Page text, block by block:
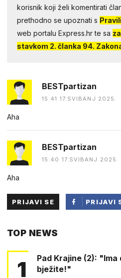
korisnik koji želi komentirati
prethodno se upoznati s
web portalu Express.hr te sa
stavkom 2. članka 94.
BESTpartizan
15:41 17.SVIBANJ 2025.
Aha
BESTpartizan
15:40 17.SVIBANJ 2025.
Aha
PRIJAVI SE
PRIJAVI
TOP NEWS
1
Pad Krajine (2):
bježite!"